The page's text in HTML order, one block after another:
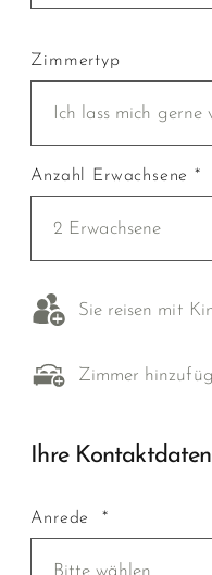
Zimmertyp
Ich lass mich
Anzahl Erwachsene *
2 Erwachsene
Sie reisen mit
Zimmer
Ihre Kontaktdaten
Anrede *
Bitte wählen